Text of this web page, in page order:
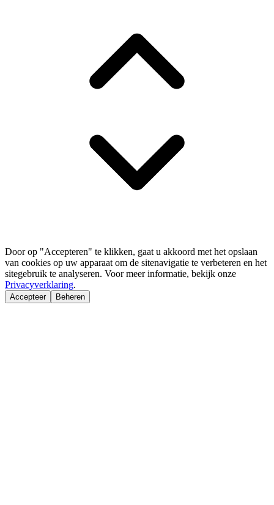
Door op "Accepteren" te klikken, gaat u akkoord met het opslaan
van cookies op uw apparaat om de sitenavigatie te verbeteren en het
sitegebruik te analyseren. Voor meer informatie, bekijk onze
Privacyverklaring.
Accepteer Beheren